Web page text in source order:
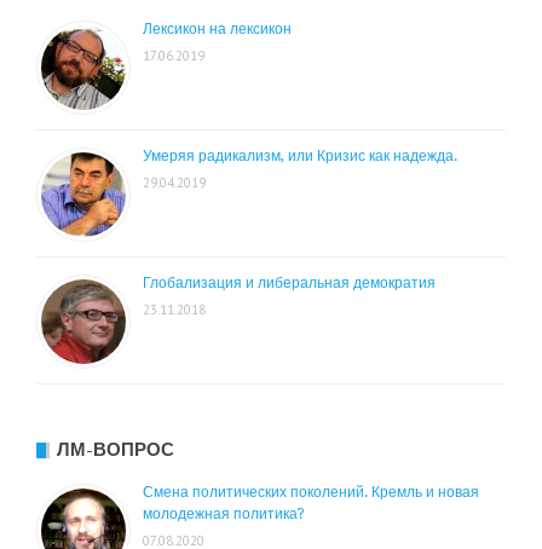
Лексикон на лексикон
17.06.2019
Умеряя радикализм, или Кризис как надежда.
29.04.2019
Глобализация и либеральная демократия
23.11.2018
ЛМ-ВОПРОС
Смена политических поколений. Кремль и новая
молодежная политика?
07.08.2020